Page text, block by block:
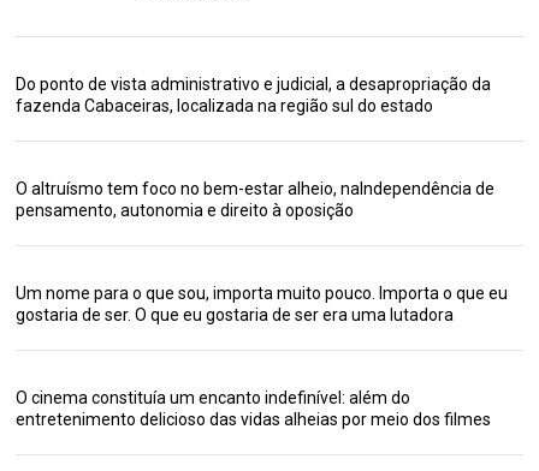
Do ponto de vista administrativo e judicial, a desapropriação da
fazenda Cabaceiras, localizada na região sul do estado
O altruísmo tem foco no bem-estar alheio, naIndependência de
pensamento, autonomia e direito à oposição
Um nome para o que sou, importa muito pouco. Importa o que eu
gostaria de ser. O que eu gostaria de ser era uma lutadora
O cinema constituía um encanto indefinível: além do
entretenimento delicioso das vidas alheias por meio dos filmes